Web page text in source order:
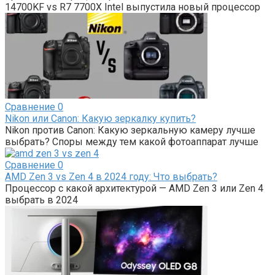
14700KF vs R7 7700X Intel выпустила новый процессор
Сравнение 0
Nikon или Canon: Какую зеркалку купить?
Nikon против Canon: Какую зеркальную камеру лучше
выбрать? Споры между тем какой фотоаппарат лучше
Сравнение 0
AMD Zen 3 vs Zen 4 в 2024 году: Что выбрать?
Процессор с какой архитектурой — AMD Zen 3 или Zen 4
выбрать в 2024